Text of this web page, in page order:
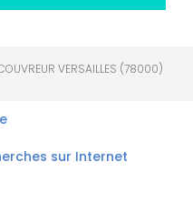
VERSAILLES (78000)
sur Internet